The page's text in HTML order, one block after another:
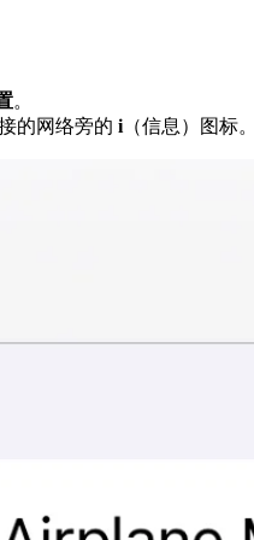
。
的网络旁的 i （信息）图标